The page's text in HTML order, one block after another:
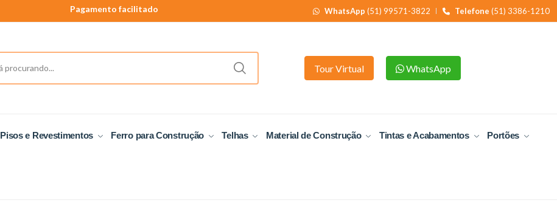
Pagamento facilitado
WhatsApp (51) 99571-3822 Telefone (51) 3386-1210
Tour Virtual WhatsApp
Pisos e Revestimentos Ferro para Construção Telhas Material de Construção Tintas e Acabamentos Portões